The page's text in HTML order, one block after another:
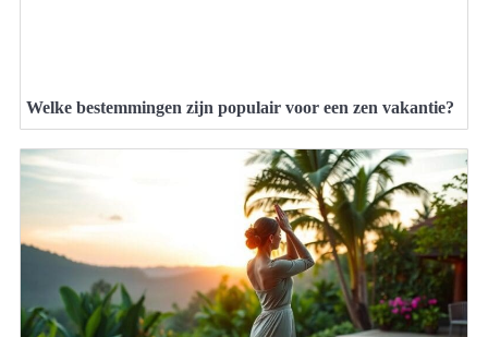
Welke bestemmingen zijn populair voor een zen vakantie?